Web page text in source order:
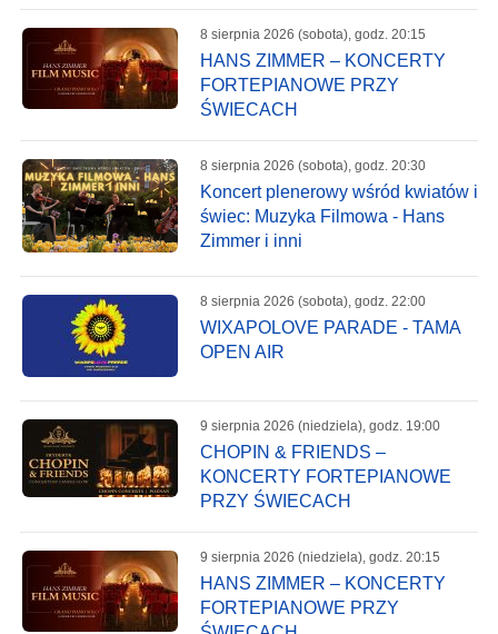
8 sierpnia 2026 (sobota), godz. 20:15
HANS ZIMMER – KONCERTY
FORTEPIANOWE PRZY
ŚWIECACH
8 sierpnia 2026 (sobota), godz. 20:30
Koncert plenerowy wśród kwiatów i
świec: Muzyka Filmowa - Hans
Zimmer i inni
8 sierpnia 2026 (sobota), godz. 22:00
WIXAPOLOVE PARADE - TAMA
OPEN AIR
9 sierpnia 2026 (niedziela), godz. 19:00
CHOPIN & FRIENDS –
KONCERTY FORTEPIANOWE
PRZY ŚWIECACH
9 sierpnia 2026 (niedziela), godz. 20:15
HANS ZIMMER – KONCERTY
FORTEPIANOWE PRZY